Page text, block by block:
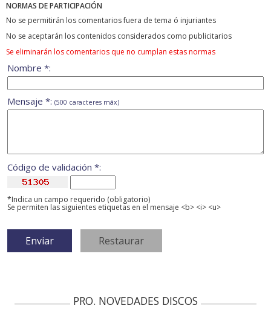
NORMAS DE PARTICIPACIÓN
No se permitirán los comentarios fuera de tema ó injuriantes
No se aceptarán los contenidos considerados como publicitarios
Se eliminarán los comentarios que no cumplan estas normas
Nombre *:
Mensaje *: (500 caracteres máx)
Código de validación *:
*Indica un campo requerido (obligatorio)
Se permiten las siguientes etiquetas en el mensaje <b> <i> <u>
PRO. NOVEDADES DISCOS